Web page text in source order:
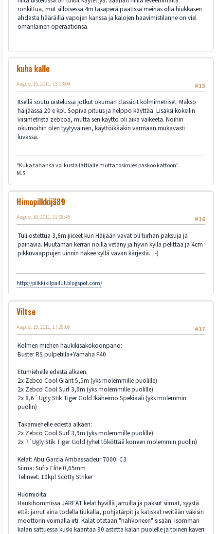
ronkittua, mut silloisessa 4m tasaperä paatissa meinas olla hiukkasen
ahdasta hääräillä vapojen kanssa ja kalojen haavimistilanne on viel
omanlainen operaationsa.
kuha kalle
#15
August 16, 2011, 15:03:04
Itsellä soutu uistelussa jotkut okuman classicit kolmimetriset. Makso
häijäässä 20 e kpl. Sopiva pituus ja helppo käyttää. Lisäksi kokeilin
viisimetristä zebcoa, mutta sen käyttö oli aika vaikeeta. Noihin
okumoihin olen tyytyväinen, käyttöikääkin varmaan mukavasti
luvassa.
"Kuka tahansa voi kusta lattialle mutta tosimies paskoo kattoon".
M.S
Himopilkkijä89
#16
August 16, 2011, 21:08:45
Tuli ostettua 3,6m jiiceet kun Häijään vavat oli turhan paksuja ja
painavia. Muutaman kerran noilla vetäny ja hyvin kyllä pelittää ja 4cm
pikkuvaappujen uinnin näkee kyllä vavan kärjestä. :-)
http://pilkkikilpailut.blogspot.com/
Viltse
#17
August 19, 2011, 17:28:08
Kolmen miehen haukikisakokoonpano:
Buster RS pulpetilla+Yamaha F40
Etumiehelle edestä alkaen:
2x Zebco Cool Giant 5,5m (yks molemmille puolille)
2x Zebco Cool Surf 3,9m (yks molemmille puolille)
2x 8,6´ Ugly Stik Tiger Gold Ikäheimo Spekiaali (yks molemmin
puolin)
Takamiehelle edestä alkaen:
2x Zebco Cool Surf 3,9m (yks molemmille puolille)
2x 7´Ugly Stik Tiger Gold (yhet tököttää koneen molemmin puolin)
Kelat: Abu Garcia Ambassadeur 7000i C3
Siima: Sufix Elite 0,65mm
Telineet: 10kpl Scotty Striker
Huomioita:
Haukihommissa JÄREÄT kelat hyvillä jarruilla ja paksut siimat, syystä
että: jarrut aina todella tiukalla, pohjatärpit ja katiskat revitään väkisin
moottorin voimalla irti. Kalat otetaan "nahkoneen" sisään. Isomman
kalan sattuessa kuski kääntää 90 astetta kalan puolelle ja toinen kaveri